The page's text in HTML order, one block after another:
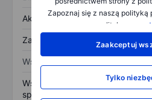
Zapoznaj się z naszą polityką
polityką
Zaakceptuj
Tylko
Aktywa ogółem
Zadłużenie ogółem
Wskaźniki
Współczynnik cena do
sprzedaży